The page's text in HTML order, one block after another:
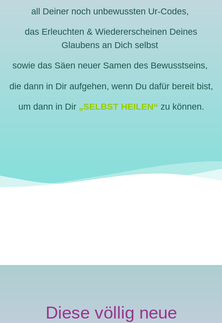
all Deiner noch unbewussten Ur-Codes,
das Erleuchten & Wiedererscheinen Deines
Glaubens an Dich selbst
sowie das Säen neuer Samen des Bewusstseins,
die dann in Dir aufgehen, wenn Du dafür bereit bist,
um dann in Dir „SELBST HEILEN“ zu können.
Diese völlig neue